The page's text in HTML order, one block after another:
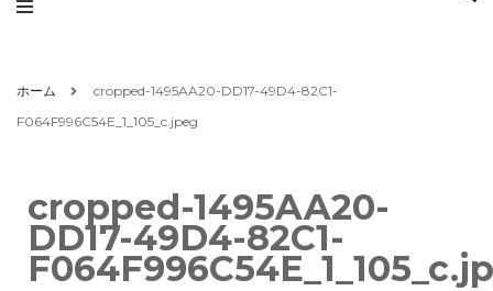
ホーム
cropped-1495AA20-DD17-49D4-82C1-
F064F996C54E_1_105_c.jpeg
cropped-1495AA20-
DD17-49D4-82C1-